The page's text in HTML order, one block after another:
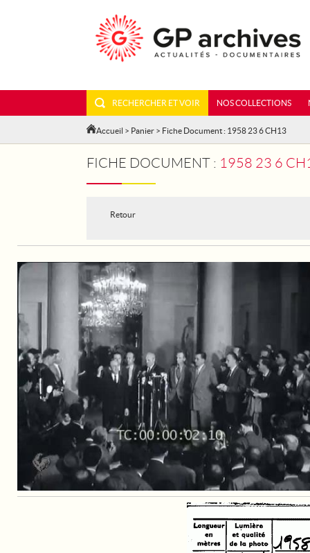
RECHERCHER ET VOIR NOS COLLECTIONS
Accueil > Panier > Fiche Document : 1958 23 6 CH13
FICHE DOCUMENT : 1958 23 6
Retour